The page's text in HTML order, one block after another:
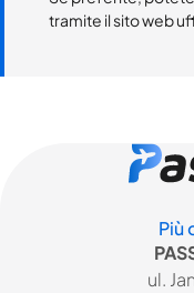
tramite il sito web
Più
ul.